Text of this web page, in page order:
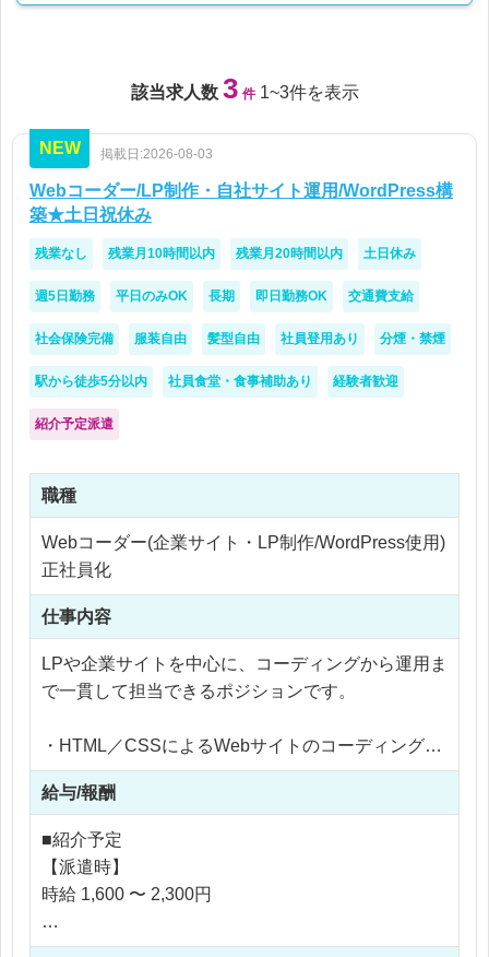
該当求人数 3 件 1~3件を表示
NEW 掲載日:2026-08-03
Webコーダー/LP制作・自社サイト運用/WordPress構
築★土日祝休み
残業なし 残業月10時間以内 残業月20時間以内 土日休み
週5日勤務 平日のみOK 長期 即日勤務OK 交通費支給
社会保険完備 服装自由 髪型自由 社員登用あり 分煙・禁煙
駅から徒歩5分以内 社員食堂・食事補助あり 経験者歓迎
紹介予定派遣
職種
Webコーダー(企業サイト・LP制作/WordPress使用)
正社員化
仕事内容
LPや企業サイトを中心に、コーディングから運用ま
で一貫して担当できるポジションです。
・HTML／CSSによるWebサイトのコーディング
・LP、企業サイトの新規制作・改修
・WordPressの構築・カスタマイズ
・既存サイトの更新・改善
・マーケティングチームとの連携によるサイト改善
提案
給与/報酬
■紹介予定
【派遣時】
時給 1,600 〜 2,300円